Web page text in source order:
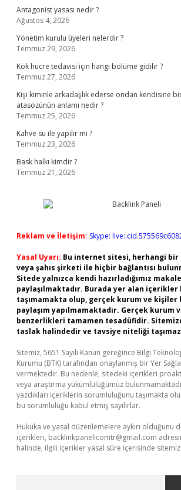
Antagonist yasası nedir ?
Ağustos 4, 2026
Yönetim kurulu üyeleri nelerdir ?
Temmuz 29, 2026
Kök hücre tedavisi için hangi bölüme gidilir ?
Temmuz 27, 2026
Kişi kiminle arkadaşlık ederse ondan kendisine
atasözünün anlamı nedir ?
Temmuz 25, 2026
Kahve su ile yapılır mı ?
Temmuz 23, 2026
Bask halkı kimdir ?
Temmuz 21, 2026
Reklam ve İletişim: Skype:
Yasal Uyarı: Bu internet sitesi, herhangi bir
veya şahıs şirketi ile hiçbir bağlantısı
Sitede yalnızca kendi hazırladığımız
paylaşılmaktadır. Burada yer alan
taşımamakta olup, gerçek kurum ve kişiler
paylaşım yapılmamaktadır. Gerçek kurum
benzerlikleri tamamen tesadüfidir.
taslak halindedir ve tavsiye niteliği
Sitemiz, 5651 Sayılı Kanun gereğince Bilgi
Kurumu (BTK) tarafından onaylanmış bir Yer
vermektedir. Bu nedenle, sitedeki içerikleri
veya araştırma yükümlülüğümüz
yazdıkları içeriklerin sorumluluğunu taşımakta
bu sorumluluğu kabul etmiş sayılırlar.
Hukuka ve yasal düzenlemelere aykırı olduğunu
içerikleri, backlinkpanelicomtr@gmail.com
halinde, ilgili içerikler yasal süre içerisinde